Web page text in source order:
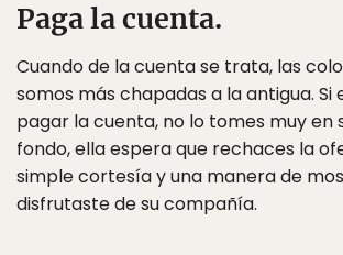
Paga la cuenta.
Cuando de la cuenta se trata, las
somos más chapadas a la antigua. Si
pagar la cuenta, no lo tomes muy en
fondo, ella espera que rechaces la
simple cortesía y una manera de
disfrutaste de su compañía.